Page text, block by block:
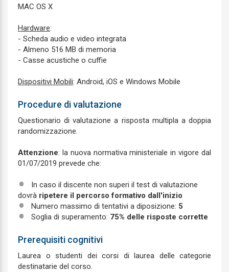
MAC OS X
Hardware:
- Scheda audio e video integrata
- Almeno 516 MB di memoria
- Casse acustiche o cuffie
Dispositivi Mobili: Android, iOS e Windows Mobile
Procedure di valutazione
Questionario di valutazione a risposta multipla a doppia
randomizzazione.
Attenzione: la nuova normativa ministeriale in vigore dal
01/07/2019 prevede che:
In caso il discente non superi il test di valutazione
dovrà ripetere il percorso formativo dall'inizio
Numero massimo di tentativi a diposizione: 5
Soglia di superamento: 75% delle risposte corrette
Prerequisiti cognitivi
Laurea o studenti dei corsi di laurea delle categorie
destinatarie del corso.